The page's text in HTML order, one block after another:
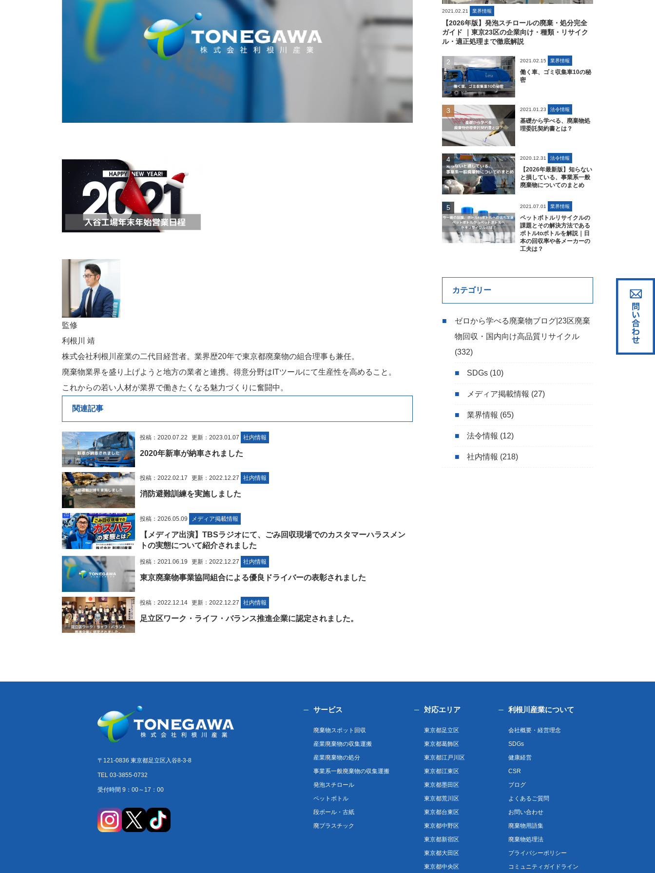
監修
利根川 靖
株式会社利根川産業の二代目経営者。業界歴20年で東京都廃棄物の組合理事も兼任。
廃棄物業界を盛り上げようと地方の業者と連携。得意分野はITツールにて生産性を高めること。
これからの若い人材が業界で働きたくなる魅力づくりに奮闘中。
関連記事
投稿：2020.07.22 更新：2023.01.07 社内情報
2020年新車が納車されました
投稿：2022.02.17 更新：2022.12.27 社内情報
消防避難訓練を実施しました
投稿：2026.05.09 メディア掲載情報
【メディア出演】TBSラジオにて、ごみ回収現場でのカスタマーハラスメン
トの実態について紹介されました
投稿：2021.06.19 更新：2022.12.27 社内情報
東京廃棄物事業協同組合による優良ドライバーの表彰されました
投稿：2022.12.14 更新：2022.12.27 社内情報
足立区ワーク・ライフ・バランス推進企業に認定されました。
2021.02.21 業界情報
【2026年版】発泡スチロールの廃棄・処分完全
ガイド ｜東京23区の企業向け・種類・リサイク
ル・適正処理まで徹底解説
2021.02.15 業界情報
働く車、ゴミ収集車10の秘
密
2021.01.23 法令情報
基礎から学べる、廃棄物処
理委託契約書とは？
2020.12.31 法令情報
【2026年最新版】知らない
と損している、事業系一般
廃棄物についてのまとめ
2021.07.01 業界情報
ペットボトルリサイクルの
課題とその解決方法である
ボトルtoボトルを解説｜日
本の回収率や各メーカーの
工夫は？
カテゴリー
ゼロから学べる廃棄物ブログ|23区廃棄
物回収・国内向け高品質リサイクル
(332)
SDGs (10)
メディア掲載情報 (27)
業界情報 (65)
法令情報 (12)
社内情報 (218)
〒121-0836 東京都足立区入谷8-3-8
TEL 03-3855-0732
受付時間 9：00～17：00
サービス
廃棄物スポット回収
産業廃棄物の収集運搬
産業廃棄物の処分
事業系一般廃棄物の収集運搬
発泡スチロール
ペットボトル
段ボール・古紙
廃プラスチック
対応エリア
東京都足立区
東京都葛飾区
東京都江戸川区
東京都江東区
東京都墨田区
東京都荒川区
東京都台東区
東京都中野区
東京都新宿区
東京都大田区
東京都中央区
利根川産業について
会社概要・経営理念
SDGs
健康経営
CSR
ブログ
よくあるご質問
お問い合わせ
廃棄物用語集
廃棄物処理法
プライバシーポリシー
コミュニティガイドライン